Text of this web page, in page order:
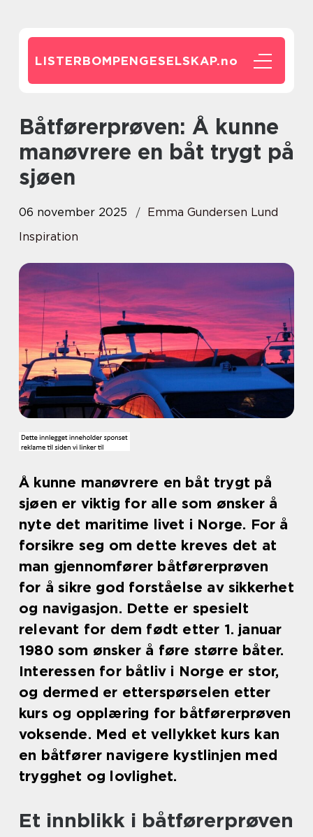
LISTERBOMPENGESELSKAP.no
Båtførerprøven: Å kunne
manøvrere en båt trygt på
sjøen
06 november 2025
Emma Gundersen Lund
Inspiration
Å kunne manøvrere en båt trygt på
sjøen er viktig for alle som ønsker å
nyte det maritime livet i Norge. For å
forsikre seg om dette kreves det at
man gjennomfører båtførerprøven
for å sikre god forståelse av sikkerhet
og navigasjon. Dette er spesielt
relevant for dem født etter 1. januar
1980 som ønsker å føre større båter.
Interessen for båtliv i Norge er stor,
og dermed er etterspørselen etter
kurs og opplæring for båtførerprøven
voksende. Med et vellykket kurs kan
en båtfører navigere kystlinjen med
trygghet og lovlighet.
Et innblikk i båtførerprøven